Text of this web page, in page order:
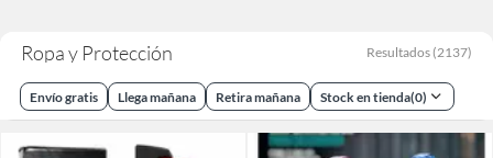
Ropa y Protección Resultados (2137)
Envío gratis Llega mañana Retira mañana Stock en tienda(0)